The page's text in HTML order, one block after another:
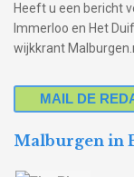
Heeft u een bericht
Immerloo en Het
wijkkrant
MAIL DE
Malburgen in